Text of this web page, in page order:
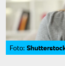
Foto: